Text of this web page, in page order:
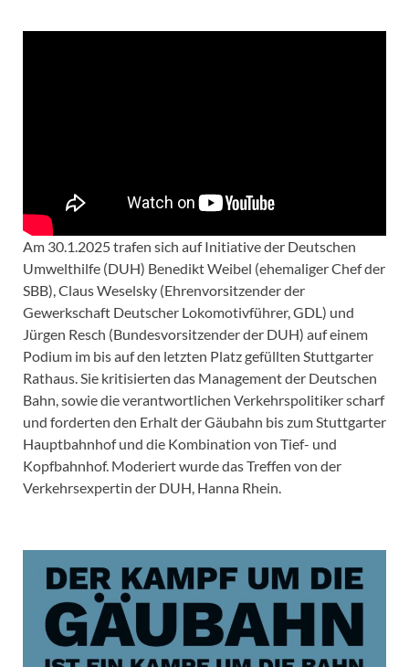
Am 30.1.2025 trafen sich auf Initiative der Deutschen
Umwelthilfe (DUH) Benedikt Weibel (ehemaliger Chef der
SBB), Claus Weselsky (Ehrenvorsitzender der
Gewerkschaft Deutscher Lokomotivführer, GDL) und
Jürgen Resch (Bundesvorsitzender der DUH) auf einem
Podium im bis auf den letzten Platz gefüllten Stuttgarter
Rathaus. Sie kritisierten das Management der Deutschen
Bahn, sowie die verantwortlichen Verkehrspolitiker scharf
und forderten den Erhalt der Gäubahn bis zum Stuttgarter
Hauptbahnhof und die Kombination von Tief- und
Kopfbahnhof. Moderiert wurde das Treffen von der
Verkehrsexpertin der DUH, Hanna Rhein.